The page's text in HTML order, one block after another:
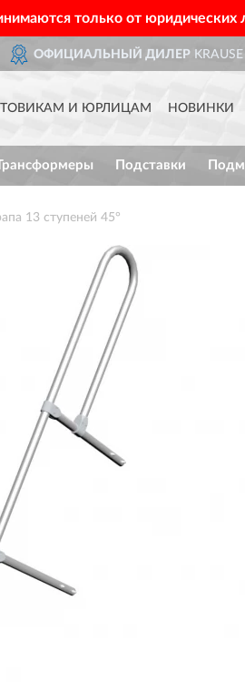
только от юридических
ОФИЦИАЛЬНЫЙ ДИЛЕР
И ЮРЛИЦАМ НОВИНКИ
Подставки
13 ступеней 45°